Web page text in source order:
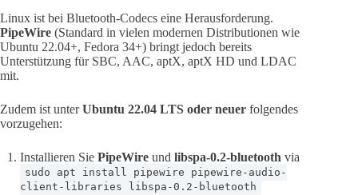
Linux ist bei Bluetooth-Codecs eine Herausforderung.
PipeWire (Standard in vielen modernen Distributionen wie
Ubuntu 22.04+, Fedora 34+) bringt jedoch bereits
Unterstützung für SBC, AAC, aptX, aptX HD und LDAC
mit.
Zudem ist unterUbuntu 22.04 LTS oder neuer folgendes
vorzugehen:
Installieren Sie PipeWire und libspa-0.2-bluetooth via
sudo apt install pipewire pipewire-audio-
client-libraries libspa-0.2-bluetooth